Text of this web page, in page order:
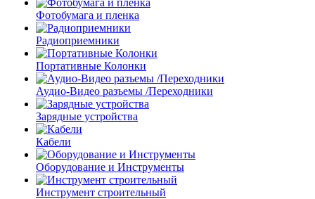
Фотобумага и пленка
Радиоприемники
Портативные Колонки
Аудио-Видео разъемы /Переходники
Зарядные устройства
Кабели
Оборудование и Инструменты
Инструмент строительный